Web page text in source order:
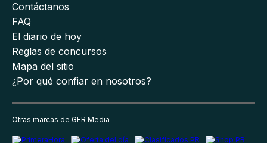
Contáctanos
FAQ
El diario de hoy
Reglas de concursos
Mapa del sitio
¿Por qué confiar en nosotros?
Otras marcas de GFR Media